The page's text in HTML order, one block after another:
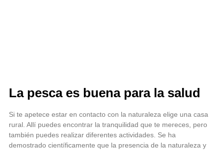
La pesca es buena para la salud
Si te apetece estar en contacto con la naturaleza elige una casa
rural. Allí puedes encontrar la tranquilidad que te mereces, pero
también puedes realizar diferentes actividades. Se ha
demostrado científicamente que la presencia de la naturaleza y